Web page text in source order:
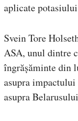
aplicate
Svein Tore
ASA, unul dintre
îngrășăminte din
asupra
asupra